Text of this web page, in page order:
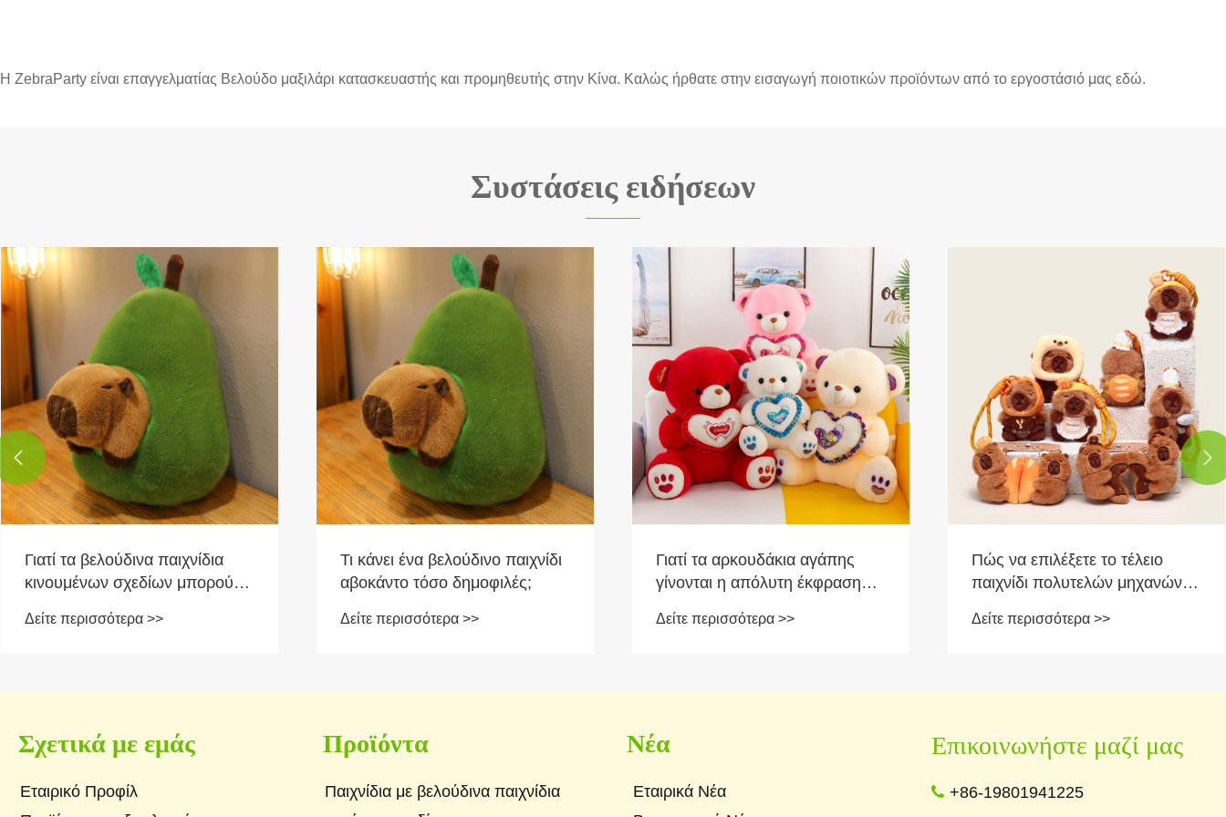
Η ZebraParty είναι επαγγελματίας Βελούδο μαξιλάρι κατασκευαστής και προμηθευτής στην Κίνα. Καλώς ήρθατε στην εισαγωγή ποιοτικών προϊόντων από το εργοστάσιό μας εδώ.
Συστάσεις ειδήσεων
Τι κάνει ένα βελούδινο παιχνίδι
αβοκάντο τόσο δημοφιλές;
Δείτε περισσότερα >>
Γιατί τα αρκουδάκια αγάπης
γίνονται η απόλυτη έκφραση
δώρο;
Δείτε περισσότερα >>
Πώς να επιλέξετε το τέλειο
παιχνίδι πολυτελών μηχανών
Δείτε περισσότερα >>
Πώς επιλέγετε το καλύτερο
πλούσιο μαξιλάρι για τις
Δείτε περισσότερα >>
 
Σχετικά με εμάς
Εταιρικό Προφίλ
Προϊόντα
Παιχνίδια με βελούδινα παιχνίδια
Νέα
Εταιρικά Νέα
Επικοινωνήστε μαζί μας
+86-19801941225